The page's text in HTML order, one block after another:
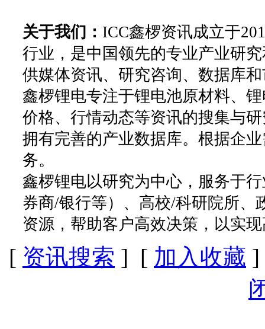
关于我们： ICC鑫椤资讯成立于
行业，是中国领先的专业产业研
供媒体资讯、研究咨询、数据库
鑫椤锂电专注于锂电池原材料、
价格、行情动态等资讯的搜集与
拥有完善的产业数据库。根据企
务。
鑫椤锂电以研究为中心，服务于
券商/银行等）、高校/科研院所、
资源，帮助客户高效决策，以实
[ 资讯搜索 ] [ 加入收藏